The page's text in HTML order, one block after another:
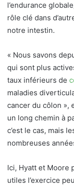
l’endurance
rôle clé dans
notre intestin.
« Nous savons
qui sont plus
taux inférieurs de
maladies
cancer du côlon »,
un long chemin à
c’est le cas, mais
nombreuses
Ici, Hyatt et Moore
utiles l’exercice